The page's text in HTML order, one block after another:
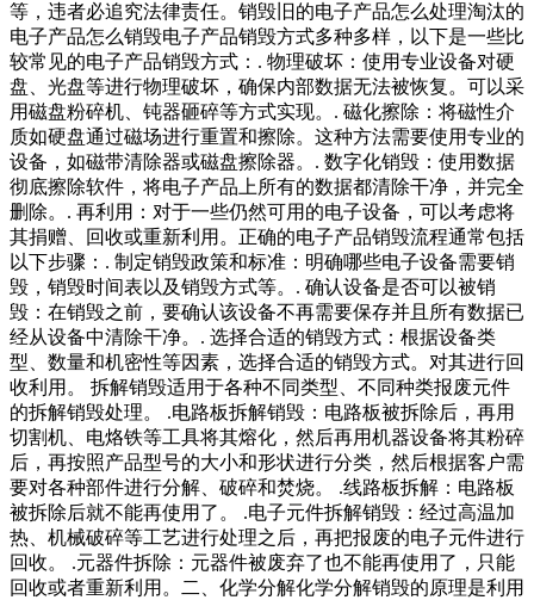
等，违者必追究法律责任。销毁旧的电子产品怎么处理淘汰的
电子产品怎么销毁电子产品销毁方式多种多样，以下是一些比
较常见的电子产品销毁方式：. 物理破坏：使用专业设备对硬
盘、光盘等进行物理破坏，确保内部数据无法被恢复。可以采
用磁盘粉碎机、钝器砸碎等方式实现。. 磁化擦除：将磁性介
质如硬盘通过磁场进行重置和擦除。这种方法需要使用专业的
设备，如磁带清除器或磁盘擦除器。. 数字化销毁：使用数据
彻底擦除软件，将电子产品上所有的数据都清除干净，并完全
删除。. 再利用：对于一些仍然可用的电子设备，可以考虑将
其捐赠、回收或重新利用。正确的电子产品销毁流程通常包括
以下步骤：. 制定销毁政策和标准：明确哪些电子设备需要销
毁，销毁时间表以及销毁方式等。. 确认设备是否可以被销
毁：在销毁之前，要确认该设备不再需要保存并且所有数据已
经从设备中清除干净。. 选择合适的销毁方式：根据设备类
型、数量和机密性等因素，选择合适的销毁方式。对其进行回
收利用。 拆解销毁适用于各种不同类型、不同种类报废元件
的拆解销毁处理。 .电路板拆解销毁：电路板被拆除后，再用
切割机、电烙铁等工具将其熔化，然后再用机器设备将其粉碎
后，再按照产品型号的大小和形状进行分类，然后根据客户需
要对各种部件进行分解、破碎和焚烧。 .线路板拆解：电路板
被拆除后就不能再使用了。 .电子元件拆解销毁：经过高温加
热、机械破碎等工艺进行处理之后，再把报废的电子元件进行
回收。 .元器件拆除：元器件被废弃了也不能再使用了，只能
回收或者重新利用。二、化学分解化学分解销毁的原理是利用